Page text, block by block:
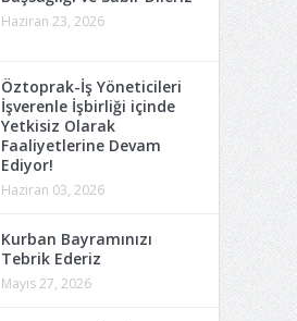
Haziran 23, 2026
Öztoprak-İş Yöneticileri
İşverenle İşbirliği içinde
Yetkisiz Olarak
Faaliyetlerine Devam
Ediyor!
Haziran 03, 2026
Kurban Bayramınızı
Tebrik Ederiz
Mayıs 27, 2026